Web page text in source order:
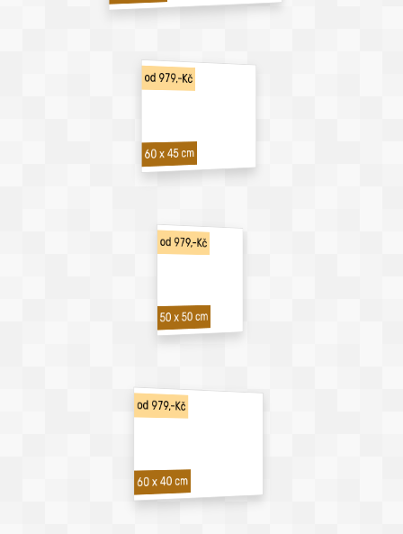
od 979,-Kč
60 x 45 cm
od 979,-Kč
50 x 50 cm
od 979,-Kč
60 x 40 cm